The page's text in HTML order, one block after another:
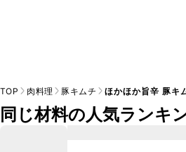
TOP 肉料理 豚キムチ ほかほか旨辛 豚キ
同じ材料の人気ランキ